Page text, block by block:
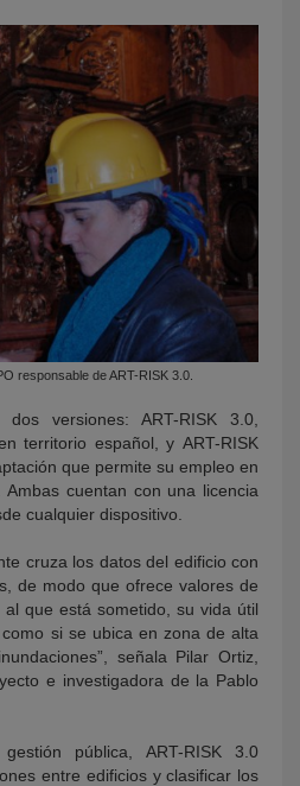
responsable de ART-RISK 3.0.
versiones: ART-RISK 3.0,
territorio español, y ART-RISK
que permite su empleo en
cuentan con una licencia
cualquier dispositivo.
cruza los datos del edificio con
de modo que ofrece valores de
que está sometido, su vida útil
si se ubica en zona de alta
señala Pilar Ortiz,
e investigadora de la Pablo
pública, ART-RISK 3.0
entre edificios y clasificar los